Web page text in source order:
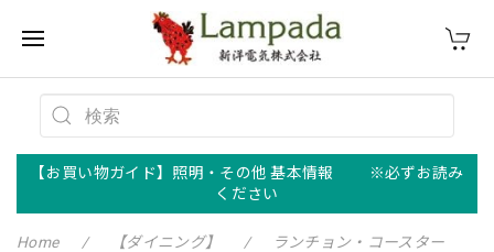
【お買い物ガイド】照明・その他 基本情報 ※必ずお読み
ください
Home 【ダイニング】 ランチョン・コースター